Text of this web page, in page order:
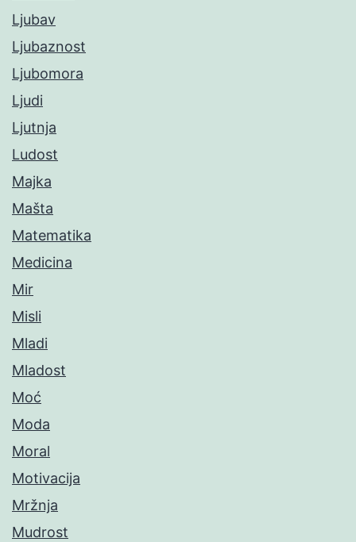
Ljubav
Ljubaznost
Ljubomora
Ljudi
Ljutnja
Ludost
Majka
Mašta
Matematika
Medicina
Mir
Misli
Mladi
Mladost
Moć
Moda
Moral
Motivacija
Mržnja
Mudrost